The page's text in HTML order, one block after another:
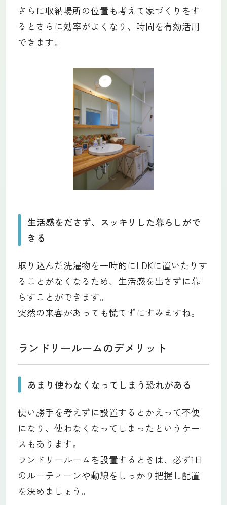
さらに収納場所の位置も考えて家づくりをす
るとさらに効率がよくなり、時間を有効活用
できます。
生活感をださず、スッキリした暮らしがで
きる
取り込んだ洗濯物を一時的にLDKに置いたりす
ることがなくなるため、生活感を出さずに暮
らすことができます。
突然の来客があっても慌てずにすみますね。
ランドリールームのデメリット
あまり使わなくなってしまう恐れがある
使い勝手を考えずに設置するとかえって不便
になり、使わなくなってしまったというケー
スもあります。
ランドリールームを設置するときは、必ず1日
のルーティーンや動線をしっかり把握し配置
を決めましょう。